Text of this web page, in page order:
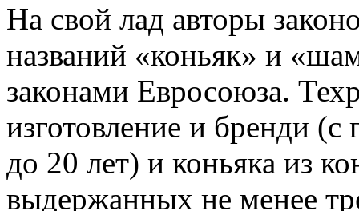
На свой лад авторы
названий «коньяк» и
законами Евросоюза.
изготовление и бренди
до 20 лет) и коньяка из
выдержанных не менее